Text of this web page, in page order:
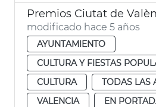
Premios Ciutat de
modificado hace 5 años
AYUNTAMIENTO
CULTURA Y FIESTAS
CULTURA
TODAS LAS
VALENCIA
EN